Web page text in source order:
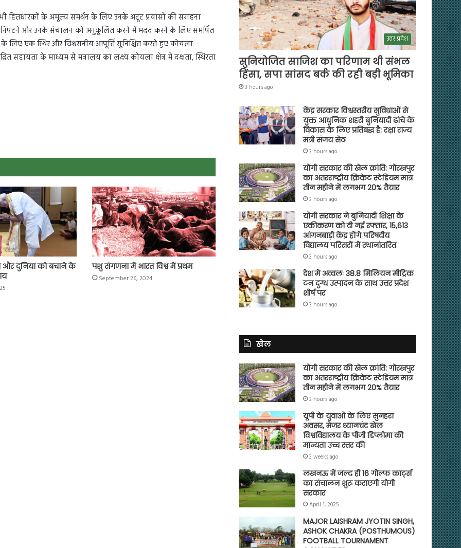
हितधारकों के अमूल्य समर्थन के लिए उनके अटूट प्रयासों की सराहना
और उनके संचालन को अनुकूलित करने में मदद करने के लिए समर्पित
लिए एक स्थिर और विश्वसनीय आपूर्ति सुनिश्चित करते हुए कोयला
सहायता के माध्यम से मंत्रालय का लक्ष्य कोयला क्षेत्र में दक्षता, स्थिरता
और दुनिया को बचाने के
पशु संगणना में भारत विश्व में प्रथम
September 26, 2024
उत्तर प्रदेश
सुनियोजित साजिश का परिणाम थी संभल
हिंसा, सपा सांसद बर्क की रही बड़ी भूमिका
3 hours ago
केंद्र सरकार विश्वस्तरीय सुविधाओं से
युक्त आधुनिक शहरी बुनियादी ढांचे के
विकास के लिए प्रतिबद्ध है: रक्षा राज्य
मंत्री संजय सेठ
3 hours ago
योगी सरकार की खेल क्रांति: गोरखपुर
का अंतरराष्ट्रीय क्रिकेट स्टेडियम मात्र
तीन महीने में लगभग 20% तैयार
3 hours ago
योगी सरकार ने बुनियादी शिक्षा के
एकीकरण को दी नई रफ्तार, 15,613
आंगनबाड़ी केंद्र होंगे परिषदीय
विद्यालय परिसरों में स्थानांतरित
3 hours ago
देश में अव्वलः 38.8 मिलियन मीट्रिक
टन दुग्ध उत्पादन के साथ उत्तर प्रदेश
शीर्ष पर
3 hours ago
खेल
योगी सरकार की खेल क्रांति: गोरखपुर
का अंतरराष्ट्रीय क्रिकेट स्टेडियम मात्र
तीन महीने में लगभग 20% तैयार
3 hours ago
यूपी के युवाओं के लिए सुनहरा
अवसर, मेजर ध्यानचंद खेल
विश्वविद्यालय के पीजी डिप्लोमा की
मान्यता उच्च स्तर की
3 weeks ago
लखनऊ में जल्द ही 16 गोल्फ कार्ट्स
का संचालन शुरू कराएगी योगी
सरकार
April 1, 2025
MAJOR LAISHRAM JYOTIN SINGH,
ASHOK CHAKRA (POSTHUMOUS)
FOOTBALL TOURNAMENT